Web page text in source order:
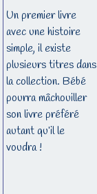
Un premier livre
avec une histoire
simple, il existe
plusieurs titres dans
la collection. Bébé
pourra mâchouiller
son livre préféré
autant qu’il le
voudra !